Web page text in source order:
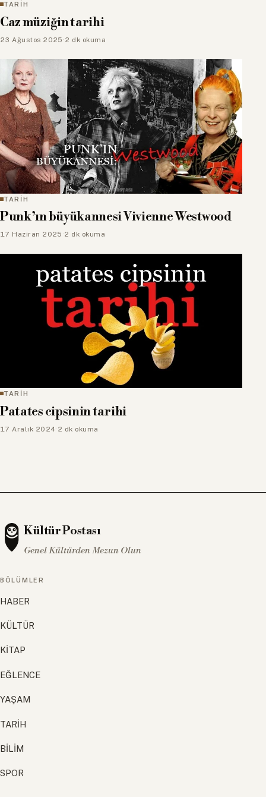
TARİH
Caz müziğin tarihi
23 Ağustos 2025 ·2 dk okuma
TARİH
Punk’ın büyükannesi Vivienne Westwood
17 Haziran 2025 ·2 dk okuma
TARİH
Patates cipsinin tarihi
17 Aralık 2024· 2 dk okuma
Kültür Postası
Genel Kültürden Mezun Olun
BÖLÜMLER
HABER
KÜLTÜR
KİTAP
EĞLENCE
YAŞAM
TARİH
BİLİM
SPOR